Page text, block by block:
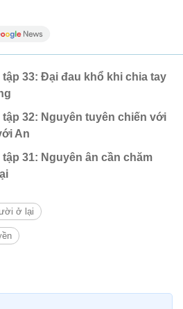
33: Đại đau khổ khi chia tay
32: Nguyên tuyên chiến với
An
31: Nguyên ân cần chăm
ở lại